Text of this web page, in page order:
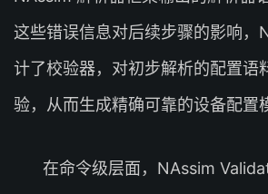
这些错误信息对后续步骤的影响，
计了校验器，对初步解析的配置语
验，从而生成精确可靠的设备配置
在命令级层面，NAssim